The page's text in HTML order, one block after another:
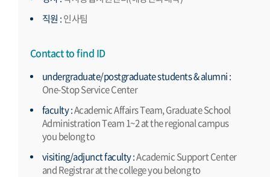
직원 :인사팀
Contact to find ID
undergraduate/postgraduate students & alumni :
One-Stop Service Center
faculty :Academic Affairs Team, Graduate School
Administration Team 1~2 at the regional campus
you belong to
visiting/adjunct faculty :Academic Support Center
and Registrar at the college you belong to